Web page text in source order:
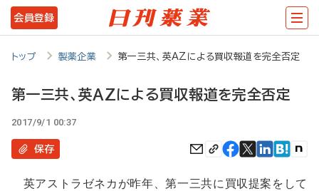
メ
イ
テ
会員登録
トップ 製薬企業 第一三共、英AZによる買収報道を完全否定
第一三共、英AZによる買収報道を完全否定
2017/9/1 00:37
保存
英アストラゼネカが昨年、第一三共に買収提案をして